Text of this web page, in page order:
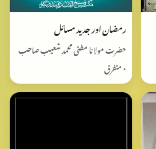
رمضان اور جدید مسائل
حضرت مولانا مفتی محمد شعیب صاحب
• متفرق